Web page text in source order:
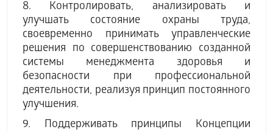
8. Контролировать, анализировать и
улучшать состояние охраны труда,
своевременно принимать управленческие
решения по совершенствованию созданной
системы менеджмента здоровья и
безопасности при профессиональной
деятельности, реализуя принцип постоянного
улучшения.
9. Поддерживать принципы Концепции